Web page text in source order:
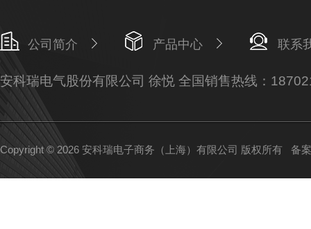
公司简介 产品中心 联系
安科瑞电气股份有限公司 徐悦 全国销售热线：
Copyright © 2026 安科瑞电子商务（上海）有限公司 版权所有 备